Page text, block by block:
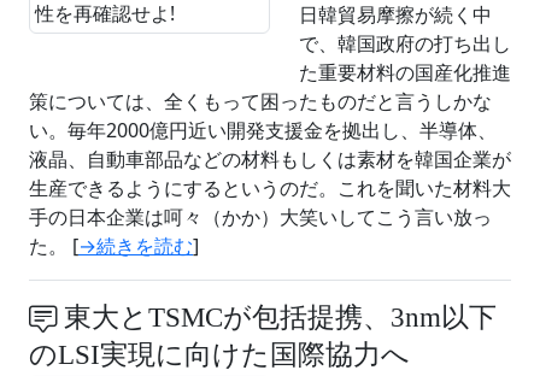
日韓貿易摩擦が続く中
で、韓国政府の打ち出し
た重要材料の国産化推進
策については、全くもって困ったものだと言うしかな
い。毎年2000億円近い開発支援金を拠出し、半導体、
液晶、自動車部品などの材料もしくは素材を韓国企業が
生産できるようにするというのだ。これを聞いた材料大
手の日本企業は呵々（かか）大笑いしてこう言い放っ
た。 [→続きを読む]
東大とTSMCが包括提携、3nm以下
のLSI実現に向けた国際協力へ